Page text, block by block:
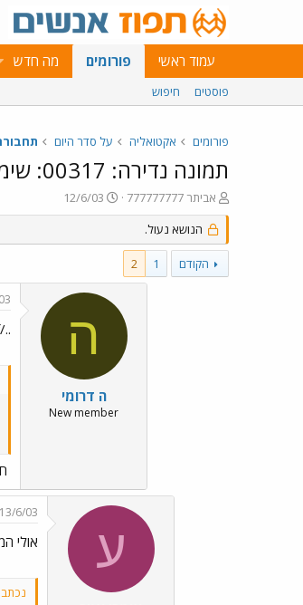
עמוד ראשי פורומים מה חדש
פוסטים חיפוש
פורומים אקטואליה על סדר היום
תמונה נדירה: 00317: שימו
פ
ו
ת
ח
ה
נ
אביתר 777777777
פ
ו
ס
ת
12/6/03
הנושא נעול.
הקודם 1
2
ה
ה דרומי
New member
../images/Emo51.gif חן ../images/Emo140.gif
ע
13/6/03
אולי
נכתב